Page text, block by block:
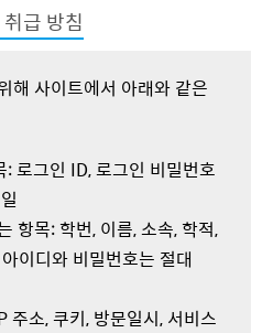
급 방침
해 사이트에서 아래와 같은
로그인 ID, 로그인 비밀번호
항목: 학번, 이름, 소속, 학적,
이디와 비밀번호는 절대
주소, 쿠키, 방문일시, 서비스